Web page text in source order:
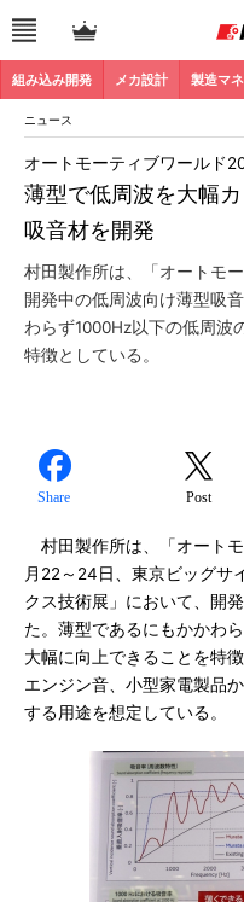
組み込み開発 メカ設計 製造マ
ニュース
薄型で低周波を大幅
吸音材を開発
オートモーティブワールド
村田製作所は、「オートモ
開発中の低周波向け薄型吸
わらず1000Hz以下の低周波
特徴としている。
Share Post
村田製作所は、「オート
月22～24日、東京ビッグサ
クス技術展」において、開
た。薄型であるにもかかわ
大幅に向上できることを特
エンジン音、小型家電製品
する用途を想定している。